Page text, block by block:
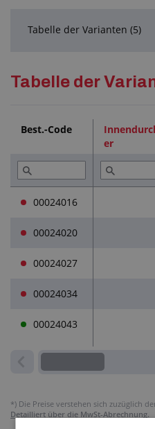
Tabelle der Varianten (5)
Tabelle der
Best.-Code
er
00024016
00024020
00024027
00024034
00024043
*) Die Preise verstehen sich zuzüglich
Detailliert über die MwSt-Abrechnung.